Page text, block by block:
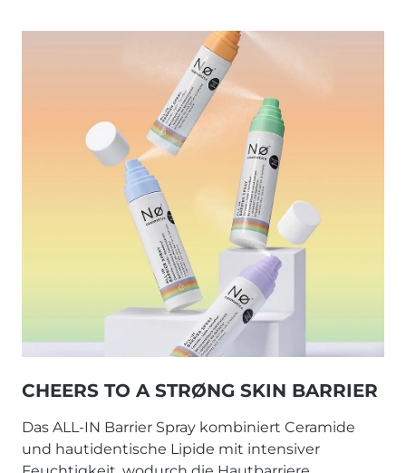
CHEERS TO A STRØNG SKIN BARRIER
Das ALL-IN Barrier Spray kombiniert Ceramide
und hautidentische Lipide mit intensiver